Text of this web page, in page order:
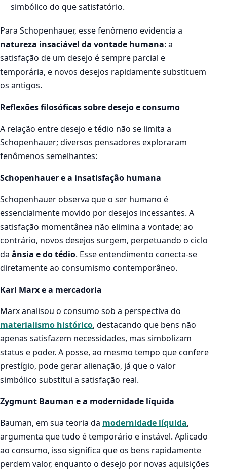
simbólico do que satisfatório.
Para Schopenhauer, esse fenômeno evidencia a
natureza insaciável da vontade humana: a
satisfação de um desejo é sempre parcial e
temporária, e novos desejos rapidamente substituem
os antigos.
Reflexões filosóficas sobre desejo e consumo
A relação entre desejo e tédio não se limita a
Schopenhauer; diversos pensadores exploraram
fenômenos semelhantes:
Schopenhauer e a insatisfação humana
Schopenhauer observa que o ser humano é
essencialmente movido por desejos incessantes. A
satisfação momentânea não elimina a vontade; ao
contrário, novos desejos surgem, perpetuando o ciclo
da ânsia e do tédio. Esse entendimento conecta-se
diretamente ao consumismo contemporâneo.
Karl Marx e a mercadoria
Marx analisou o consumo sob a perspectiva do
materialismo histórico, destacando que bens não
apenas satisfazem necessidades, mas simbolizam
status e poder. A posse, ao mesmo tempo que confere
prestígio, pode gerar alienação, já que o valor
simbólico substitui a satisfação real.
Zygmunt Bauman e a modernidade líquida
Bauman, em sua teoria da modernidade líquida,
argumenta que tudo é temporário e instável. Aplicado
ao consumo, isso significa que os bens rapidamente
perdem valor, enquanto o desejo por novas aquisições